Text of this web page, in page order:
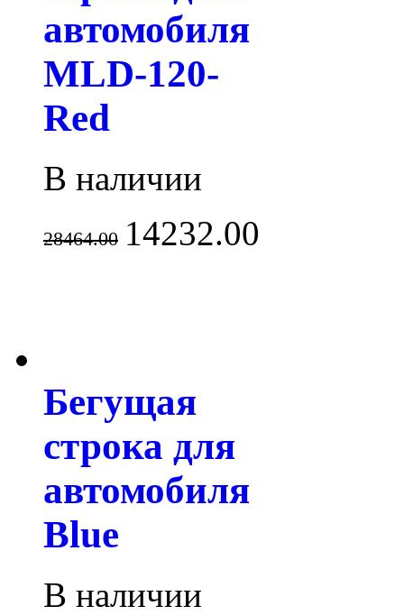
автомобиля
MLD-120-
Red
В наличии
28464.00 14232.00
Бегущая
строка для
автомобиля
Blue
В наличии